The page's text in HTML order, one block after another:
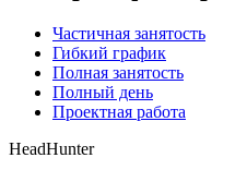
Частичная занятость
Гибкий график
Полная занятость
Полный день
Проектная работа
HeadHunter